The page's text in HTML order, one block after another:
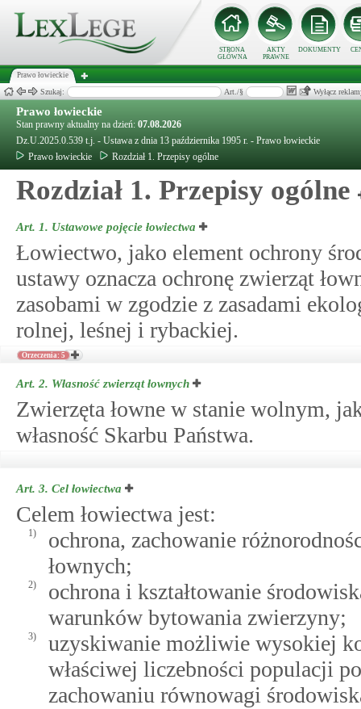
STRONA
GŁÓWNA
AKTY
PRAWNE
DOKUMENTY
Prawo łowieckie
Szukaj: Art./§ Wyłącz
Prawo łowieckie
Stan prawny aktualny na dzień: 07.08.2026
Dz.U.2025.0.539 t.j. - Ustawa z dnia 13 października 1995 r. - Prawo łowieckie
Prawo łowieckie
Rozdział 1. Przepisy ogólne
Rozdział 1. Przepisy ogólne
Art. 1. Ustawowe pojęcie łowiectwa
Łowiectwo, jako element ochrony
ustawy oznacza ochronę zwierząt
zasobami w zgodzie z zasadami
rolnej, leśnej i rybackiej.
Orzeczenia: 5
Art. 2. Własność zwierząt łownych
Zwierzęta łowne w stanie wolnym,
własność Skarbu Państwa.
Art. 3. Cel łowiectwa
Celem łowiectwa jest:
1)
ochrona, zachowanie
łownych;
2)
ochrona i kształtowanie
warunków bytowania zwierzyny;
3)
uzyskiwanie możliwie wysokiej
właściwej liczebności populacji
zachowaniu równowagi